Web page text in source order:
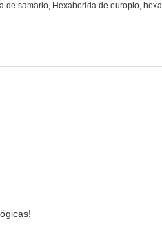
samario, Hexaborida de europio,